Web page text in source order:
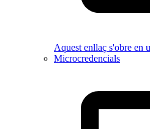
Aquest enllaç s'obre en
Microcredencials